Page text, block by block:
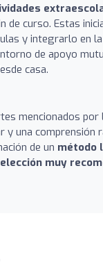
de curso. Estas
y integrarlo en
de apoyo
casa.
mencionados por
y una comprensión
de un método
elección muy